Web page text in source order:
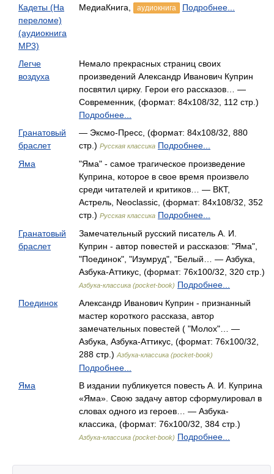
Кадеты (На
переломе)
(аудиокнига
MP3)
МедиаКнига,
аудиокнига Подробнее...
Легче
воздуха
Немало прекрасных страниц своих
произведений Александр Иванович Куприн
посвятил цирку. Герои его рассказов… —
Современник, (формат: 84x108/32, 112 стр.)
Подробнее...
Гранатовый
браслет
— Эксмо-Пресс, (формат: 84x108/32, 880
стр.) Русская классика Подробнее...
Яма
"Яма" - самое трагическое произведение
Куприна, которое в свое время произвело
среди читателей и критиков… — ВКТ,
Астрель, Neoclassic, (формат: 84x108/32, 352
стр.) Русская классика Подробнее...
Гранатовый
браслет
Замечательный русский писатель А. И.
Куприн - автор повестей и рассказов: "Яма",
"Поединок", "Изумруд", "Белый… — Азбука,
Азбука-Аттикус, (формат: 76x100/32, 320 стр.)
Азбука-классика (pocket-book) Подробнее...
Поединок
Александр Иванович Куприн - признанный
мастер короткого рассказа, автор
замечательных повестей ( "Молох"… —
Азбука, Азбука-Аттикус, (формат: 76x100/32,
288 стр.) Азбука-классика (pocket-book)
Подробнее...
Яма
В издании публикуется повесть А. И. Куприна
«Яма». Свою задачу автор сформулировал в
словах одного из героев… — Азбука-
классика, (формат: 76x100/32, 384 стр.)
Азбука-классика (pocket-book) Подробнее...